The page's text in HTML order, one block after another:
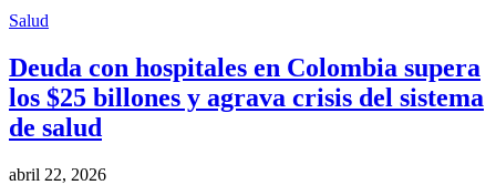
Salud
Deuda con hospitales en Colombia supera
los $25 billones y agrava crisis del sistema
de salud
abril 22, 2026